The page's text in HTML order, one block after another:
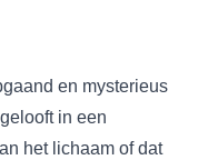
en mysterieus
in een
het lichaam of dat